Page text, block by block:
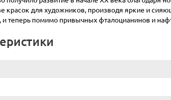
красок для художников, производя яркие и
и теперь помимо привычных фталоцианинов и